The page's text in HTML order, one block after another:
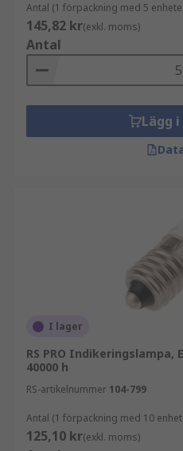
Antal (1 förpackning med 5
145,82 kr(exkl. moms)
Antal
Lägg
I lager
RS PRO Indikeringslampa,
40000 h
RS-artikelnummer 104-799
Antal (1 förpackning med 10
125,10 kr(exkl. moms)